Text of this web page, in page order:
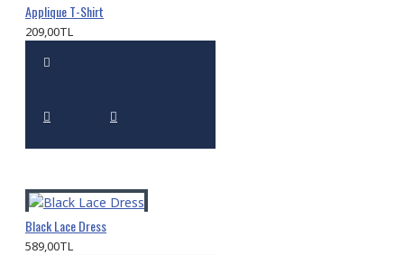
Applique T-Shirt
209,00TL
Black Lace Dress
589,00TL